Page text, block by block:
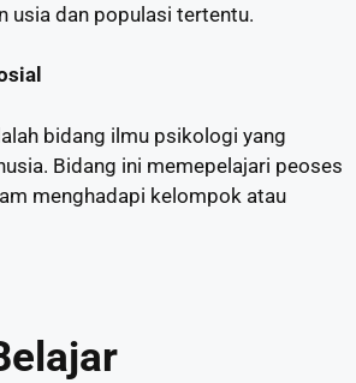
usia dan populasi tertentu.
bidang ilmu psikologi yang
Bidang ini memepelajari peoses
menghadapi kelompok atau